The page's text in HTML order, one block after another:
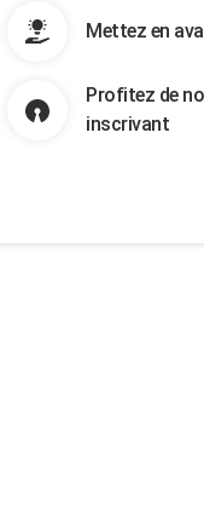
Mettez en
Profitez de
inscrivant